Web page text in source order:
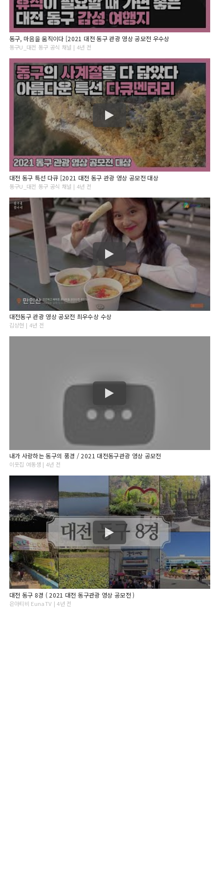
동구, 마음을 움직이다 [2021 대전 동구 관광 영상 공모전 우수상
동구U_대전 동구 공식 채널 | 4년 전
대전 동구 특선 다큐 [2021 대전 동구 관광 영상 공모전 대상
동구U_대전 동구 공식 채널 | 4년 전
대전동구 관광 영상 공모전 최우수상 수상
김상현 | 4년 전
내가 사랑하는 동구의 풍경 / 2021 대전동구관광 영상 공모전
이웃집 여동생 | 4년 전
대전 동구 8경 ( 2021 대전 동구관광 영상 공모전 )
은아티비 EunaTV | 4년 전